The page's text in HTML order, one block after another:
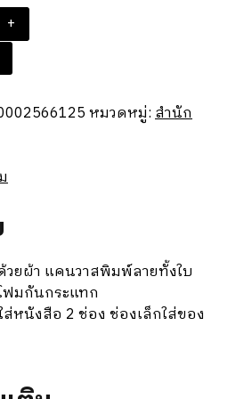
หมวดหมู่:สำนัก
ยผ้า แคนวาสพิมพ์ลายทั้งใบ
ฟมกันกระแทก
ส่หนังสือ 2 ช่อง ช่องเล็กใส่ของ